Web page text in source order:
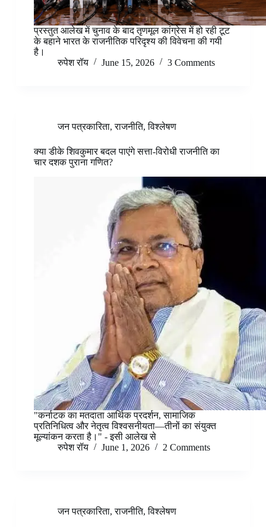
प्रस्तुत आलेख में चुनाव के बाद तृणमूल कांग्रेस में हो रही टूट
के बहाने भारत के राजनीतिक परिदृश्य की विवेचना की गयी
है।
रुपेश रॉय
June 15, 2026 3 Comments
जन पत्रकारिता,राजनीति,विश्लेषण
क्या डीके शिवकुमार बदल पाएंगे सत्ता-विरोधी राजनीति का
चार दशक पुराना गणित?
"कर्नाटक का मतदाता आर्थिक प्रदर्शन, सामाजिक
प्रतिनिधित्व और नेतृत्व विश्वसनीयता—तीनों का संयुक्त
मूल्यांकन करता है।" - इसी आलेख से
रुपेश रॉय
June 1, 2026 2 Comments
जन पत्रकारिता,राजनीति,विश्लेषण